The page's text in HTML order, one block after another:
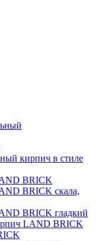
кирпич в стиле
BRICK
BRICK скала,
BRICK гладкий
LAND BRICK